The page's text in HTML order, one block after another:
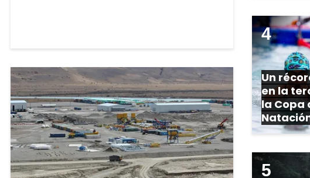
Un
en la
la Copa